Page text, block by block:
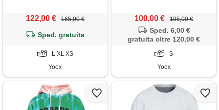
122,00 € 165,00 €
Sped. gratuita
L XL XS
Yoox
100,00 € 105,00 €
Sped. 6,00 €
gratuita oltre 120,00 €
S
Yoox